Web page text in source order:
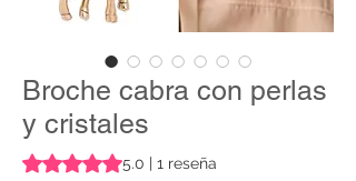
Broche cabra con perlas
y cristales
Según 1 reseña, la calificación es de 5.0
5.0 | 1 reseña